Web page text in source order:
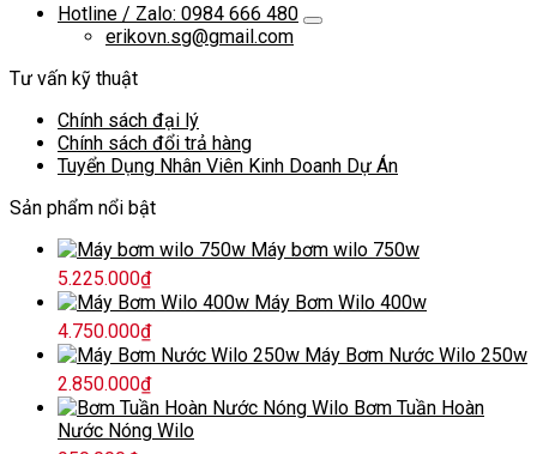
Hotline / Zalo: 0984 666 480
erikovn.sg@gmail.com
Tư vấn kỹ thuật
Chính sách đại lý
Chính sách đổi trả hàng
Tuyển Dụng Nhân Viên Kinh Doanh Dự Án
Sản phẩm nổi bật
Máy bơm wilo 750w
5.225.000₫
Máy Bơm Wilo 400w
4.750.000₫
Máy Bơm Nước Wilo 250w
2.850.000₫
Bơm Tuần Hoàn
Nước Nóng Wilo